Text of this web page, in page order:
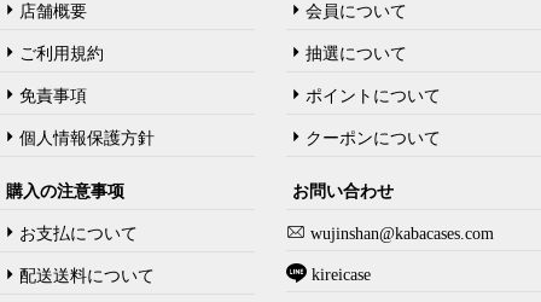
店舗概要
ご利用規約
免責事項
個人情報保護方針
会員について
抽選について
ポイントについて
クーポンについて
購入の注意事项
お支払について
配送送料について
お問い合わせ
wujinshan@kabacases.com
kireicase